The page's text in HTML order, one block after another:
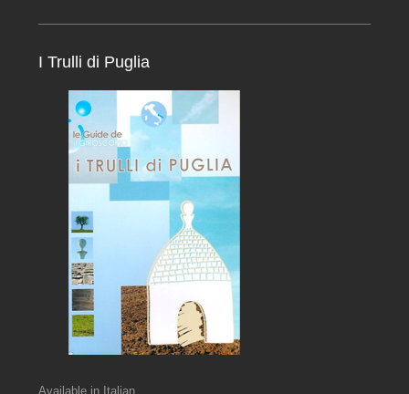
I Trulli di Puglia
Available in Italian